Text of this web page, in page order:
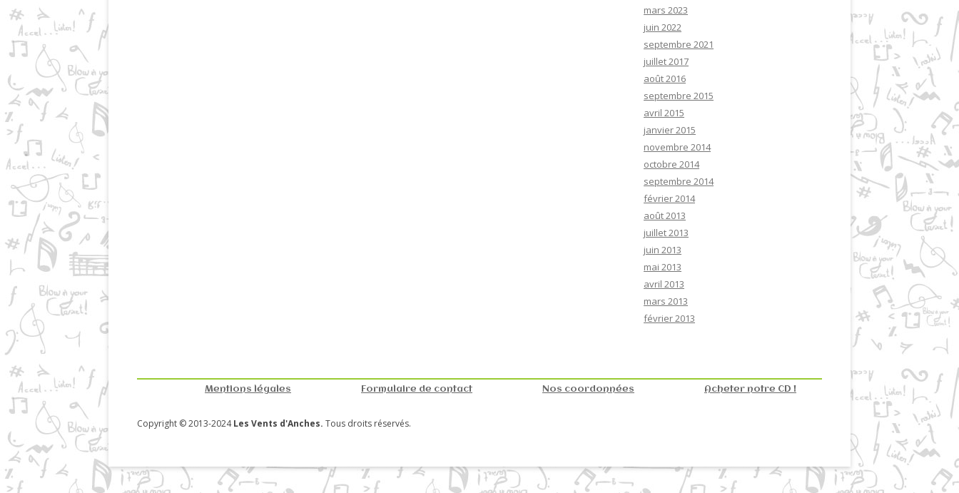
mars 2023
juin 2022
septembre 2021
juillet 2017
août 2016
septembre 2015
avril 2015
janvier 2015
novembre 2014
octobre 2014
septembre 2014
février 2014
août 2013
juillet 2013
juin 2013
mai 2013
avril 2013
mars 2013
février 2013
Mentions légales Formulaire de contact Nos coordonnées Acheter notre CD !
Copyright © 2013-2024Les Vents d'Anches. Tous droits réservés.